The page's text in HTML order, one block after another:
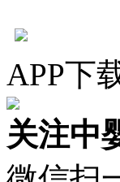
APP下
关注中